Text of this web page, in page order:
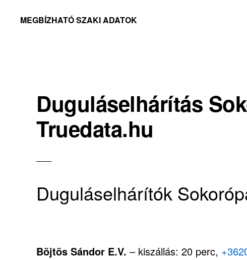
MEGBÍZHATÓ SZAKI ADATOK
Duguláselhárítás
Truedata.hu
Duguláselhárítók
Böjtös Sándor E.V. – kiszállás: 20 perc,